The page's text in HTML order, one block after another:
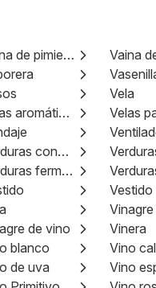
Vaina de pimiento Vaina
Vela
Velas aromáticas
Verduras congeladas
Verduras fermentadas
Vestido
Vinagre
de vino
Vinera
blanco
Vino
de uva
Vino